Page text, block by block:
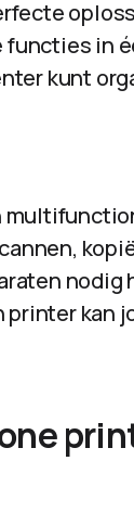
in
kunt
nodig
printer kan